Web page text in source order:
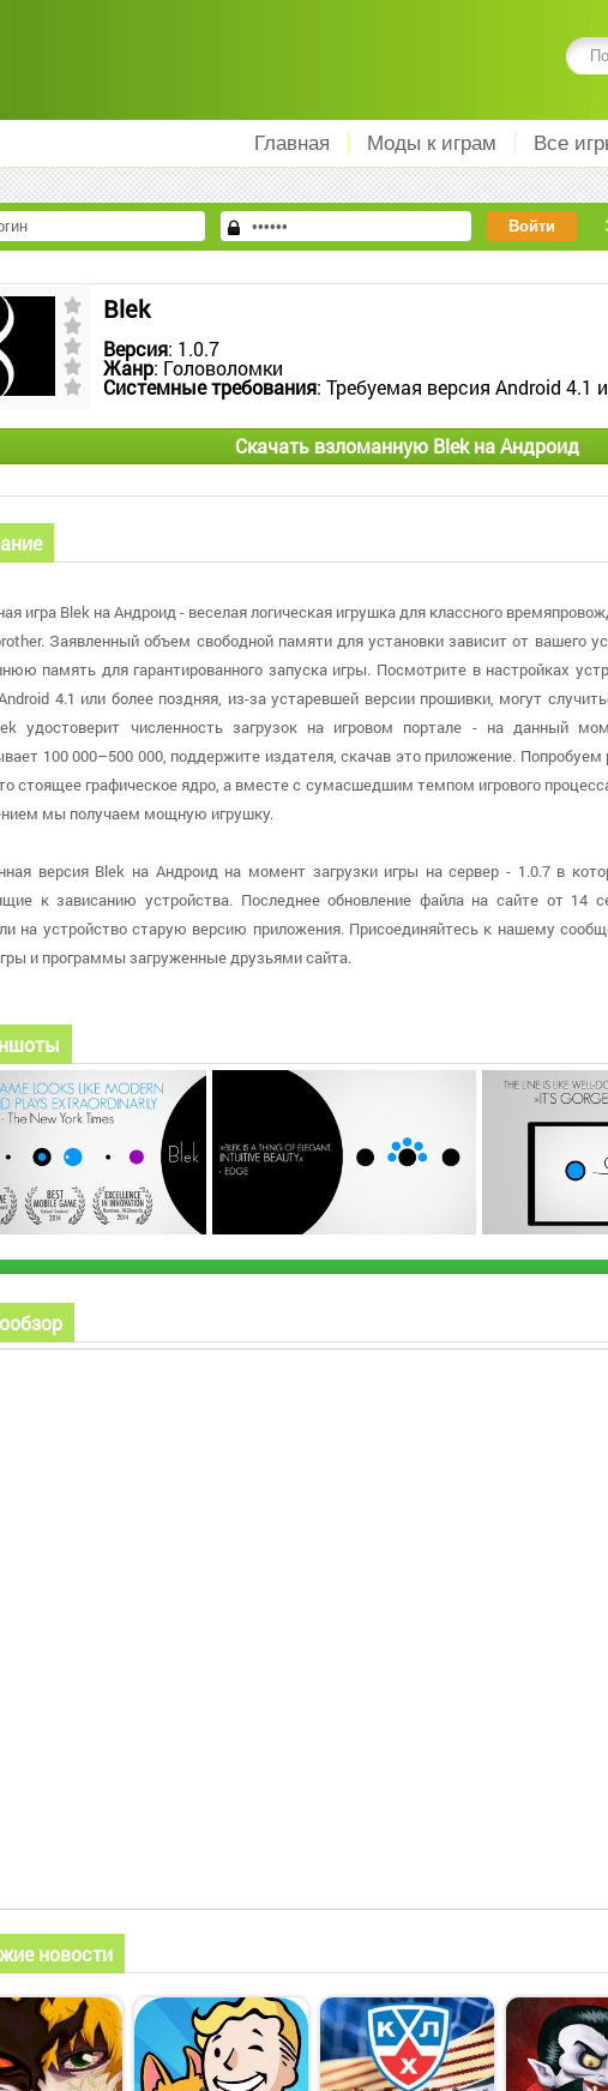
Главная Моды к играм Все
Blek
Версия: 1.0.7
Жанр: Головоломки
Системные требования: Требуемая версия Android 4.1
Скачать взломанную Blek на Андроид
игра Blek на Андроид - веселая логическая игрушка для классного
Заявленный объем свободной памяти для установки зависит от вашего
память для гарантированного запуска игры. Посмотрите в настройках
4.1 или более поздняя, из-за устаревшей версии прошивки, могут
удостоверит численность загрузок на игровом портале - на данный
100 000–500 000, поддержите издателя, скачав это приложение. Попробуем
стоящее графическое ядро, а вместе с сумасшедшим темпом игрового
мы получаем мощную игрушку.
версия Blek на Андроид на момент загрузки игры на сервер - 1.0.7 в
к зависанию устройства. Последнее обновление файла на сайте от 14
на устройство старую версию приложения. Присоединяйтесь к нашему
и программы загруженные друзьями сайта.
новости